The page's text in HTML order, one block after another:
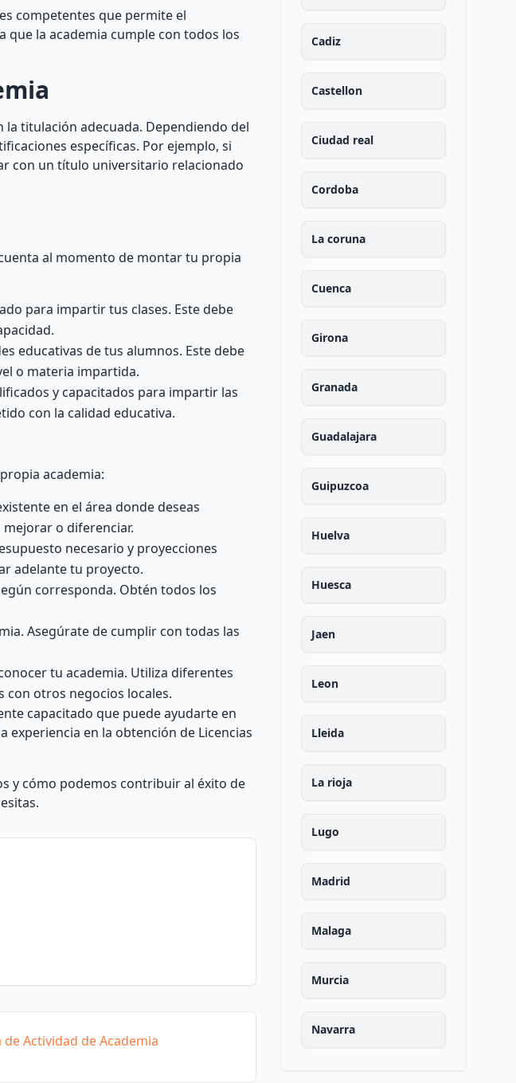
competentes que permite el
la academia cumple con todos los
titulación adecuada. Dependiendo del
específicas. Por ejemplo, si
con un título universitario relacionado
al momento de montar tu propia
para impartir tus clases. Este debe
educativas de tus alumnos. Este debe
o materia impartida.
y capacitados para impartir las
con la calidad educativa.
academia:
en el área donde deseas
o diferenciar.
necesario y proyecciones
adelante tu proyecto.
corresponda. Obtén todos los
Asegúrate de cumplir con todas las
tu academia. Utiliza diferentes
con otros negocios locales.
capacitado que puede ayudarte en
en la obtención de Licencias
y cómo podemos contribuir al éxito de
de Actividad de Academia
Cadiz
Castellon
Ciudad real
Cordoba
La coruna
Cuenca
Girona
Granada
Guadalajara
Guipuzcoa
Huelva
Huesca
Jaen
Leon
Lleida
La rioja
Lugo
Madrid
Malaga
Murcia
Navarra